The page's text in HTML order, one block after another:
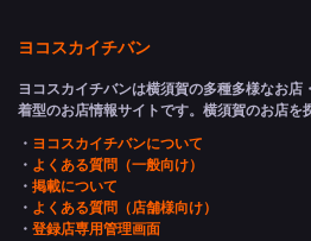
ヨコスカイチバン
ヨコスカイチバンは横須賀の多種多様なお
着型のお店情報サイトです。横須賀のお店を
・ ヨコスカイチバンについて
・ よくある質問（一般向け）
・ 掲載について
・ よくある質問（店舗様向け）
・ 登録店専用管理画面